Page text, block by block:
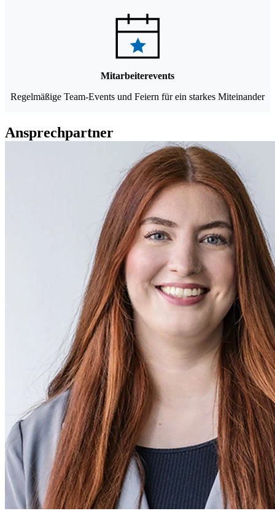
Mitarbeiterevents
Regelmäßige Team-Events und Feiern für ein starkes Miteinander
Ansprechpartner